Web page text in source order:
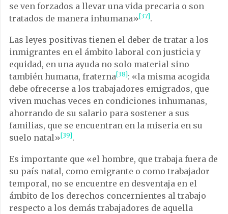
se ven forzados a llevar una vida precaria o son
tratados de manera inhumana»[37].
Las leyes positivas tienen el deber de tratar a los
inmigrantes en el ámbito laboral con justicia y
equidad, en una ayuda no solo material sino
también humana, fraterna[38]: «la misma acogida
debe ofrecerse a los trabajadores emigrados, que
viven muchas veces en condiciones inhumanas,
ahorrando de su salario para sostener a sus
familias, que se encuentran en la miseria en su
suelo natal»[39].
Es importante que «el hombre, que trabaja fuera de
su país natal, como emigrante o como trabajador
temporal, no se encuentre en desventaja en el
ámbito de los derechos concernientes al trabajo
respecto a los demás trabajadores de aquella